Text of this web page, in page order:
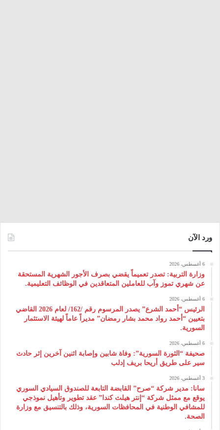
ورد الآن
6 أغسطس، 2026
وزارة التربية: تصدر تعميماً يقضي بصرف الأجور الشهرية المستحقة
عن شهري تموز وآب للعاملين المتعاقدين في الوظائف التعليمية.
6 أغسطس، 2026
الرئيس “أحمد الشرع” يصدر المرسوم رقم /162/ لعام 2026 ‌القاضي
بتعيين “أحمد رواد محمد بشار رمضان” مديراً عاماً لهيئة ‌الاستثمار
السورية.
6 أغسطس، 2026
صحيفة “الثورة السورية”: وفاة شابين وإصابة اثنين آخرين إثر حادث
سير على طريق أريحا بريف إدلب
3 أغسطس، 2026
سانا: مدير شركة “صرح” القابضة التابعة للصندوق السيادي السوري
يوقع مع ممثل شركة “إنتر هيلث كندا” عقد تطوير وتأهيل نموذجي
للمشافي الوطنية في المحافظات السورية، وذلك بالتنسيق مع وزارة
الصحة.